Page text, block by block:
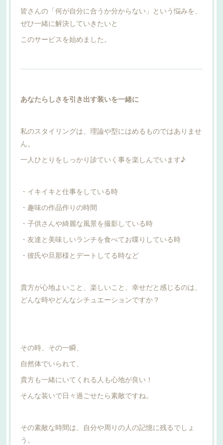
皆さんの「何が自分に合うか分からない」という悩みを、
ぜひ一緒に解決していきたいと
このサービスを始めました。
あなたらしさを引き出す装いを一緒に
私のスタイリングは、理論や型にはめるものではありませ
ん。
一人ひとりをしっかり診ていく事を楽しんでいます♪
・イキイキと仕事をしている時
・趣味の作品作りの時間
・子供さんや綺麗な風景を撮影している時
・友達と美味しいランチを食べてお喋りしている時
・彼氏や旦那様とデートしてる時など
貴方が心地よいこと、楽しいこと、幸せだと感じるのは、
どんな時やどんなシチュエーションですか？
その時、その一瞬、
自然体でいられて、
貴方も一緒にいてくれる人も心地が良い！
そんな装いで日々過ごせたら素敵ですね。
その素敵な時間は、自分や周りの人の記憶に残るでしょ
う。